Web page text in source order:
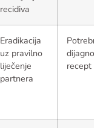
recidiva
Eradikacija
uz pravilno
liječenje
partnera
Potrebna
dijagnoza i
recept